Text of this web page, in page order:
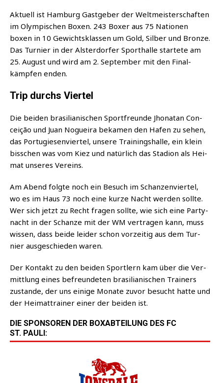
Aktu­ell ist Ham­burg Gast­ge­ber der Welt­meis­ter­schaf­ten
im Olym­pi­schen Boxen. 243 Boxer aus 75 Natio­nen
boxen in 10 Gewichts­klas­sen um Gold, Sil­ber und Bron­ze.
Das Tur­nier in der Als­ter­dor­fer Sport­hal­le star­te­te am
25. August und wird am 2. Sep­tem­ber mit den Final­
kämp­fen enden.
Trip durchs Viertel
Die bei­den bra­si­lia­ni­schen Sport­freun­de Jho­na­tan Con­
ce­i­ção und Juan Noguei­ra beka­men den Hafen zu sehen,
das Por­tu­gie­sen­vier­tel, unse­re Trai­nings­hal­le, ein klein
biss­chen was vom Kiez und natür­lich das Sta­di­on als Hei­
mat unse­res Vereins.
Am Abend folg­te noch ein Besuch im Schan­zen­vier­tel,
wo es im Haus 73 noch eine kur­ze Nacht wer­den soll­te.
Wer sich jetzt zu Recht fra­gen soll­te, wie sich eine Par­ty­
nacht in der Schan­ze mit der WM ver­tra­gen kann, muss
wis­sen, dass bei­de lei­der schon vor­zei­tig aus dem Tur­
nier aus­ge­schie­den waren.
Der Kon­takt zu den bei­den Sport­lern kam über die Ver­
mitt­lung eines befreun­de­ten bra­si­lia­ni­schen Trai­ners
zustan­de, der uns eini­ge Mona­te zuvor besucht hat­te und
der Hei­mat­trai­ner einer der bei­den ist.
DIE SPONSOREN DER BOXABTEILUNG DES FC
ST. PAULI: